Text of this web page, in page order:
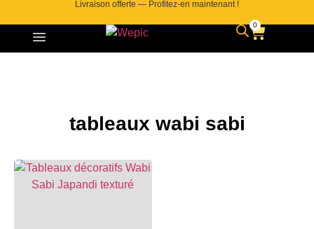
Livraison offerte — Profitez-en maintenant !
0
tableaux wabi sabi